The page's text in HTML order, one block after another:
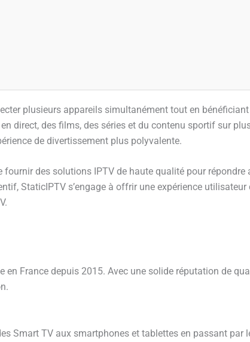
plusieurs appareils simultanément tout en
direct, des films, des séries et du contenu sportif sur
de divertissement plus polyvalente.
fournir des solutions IPTV de haute qualité pour
StaticIPTV s’engage à offrir une expérience
France depuis 2015. Avec une solide réputation de
Smart TV aux smartphones et tablettes en passant par